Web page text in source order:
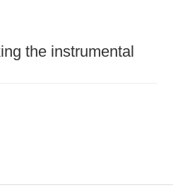
the instrumental